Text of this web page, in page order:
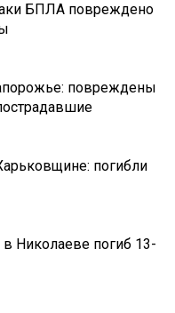
БПЛА повреждено
повреждены
погибли
Николаеве погиб 13-